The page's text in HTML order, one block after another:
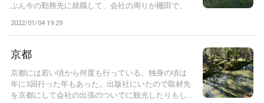
ぶん今の勤務先に就職して、会社の周りが棚田で、
2022/01/04 19:29
京都
京都には若い頃から何度も行っている。独身の頃は
年に3回行った年もあった。出版社にいたので取材先
を京都にして会社の出張のついでに観光したりもし...